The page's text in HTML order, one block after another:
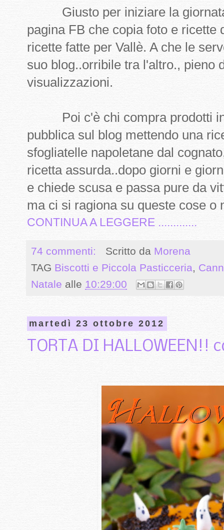
Giusto per iniziare la giornata
pagina FB che copia foto e ricette
ricette fatte per Vallè. A che le
suo blog..orribile tra l'altro., pieno
visualizzazioni.
Poi c'è chi compra prodotti
pubblica sul blog mettendo una
sfogliatelle napoletane dal
ricetta assurda..dopo giorni e
e chiede scusa e passa pure da
ma ci si ragiona su queste cose o
CONTINUA A LEGGERE .............
74 commenti: Scritto da Morena
TAG Biscotti e Piccola Pasticceria,
Natale alle 10:29:00
martedì 23 ottobre 2012
TORTA DI HALLOWEEN!!